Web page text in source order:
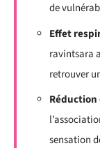
de
Effet
ravintsara
retrouver
sensation